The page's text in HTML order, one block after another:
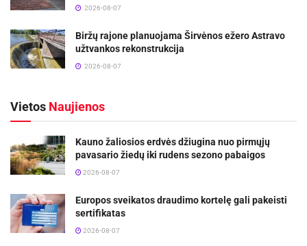
2026-08-07
Biržų rajone planuojama Širvėnos ežero Astravo
užtvankos rekonstrukcija
2026-08-07
Vietos Naujienos
Kauno žaliosios erdvės džiugina nuo pirmųjų
pavasario žiedų iki rudens sezono pabaigos
2026-08-07
Europos sveikatos draudimo kortelę gali pakeisti
sertifikatas
2026-08-07